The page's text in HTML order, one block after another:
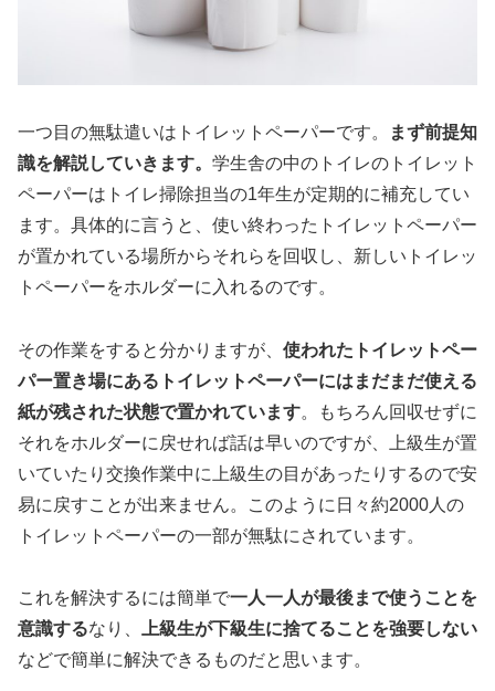
一つ目の無駄遣いはトイレットペーパーです。
まず前提知
識を解説していきます。 学生舎の中のトイレのトイレット
ペーパーはトイレ掃除担当の1年生が定期的に補充してい
ます。具体的に言うと、使い終わったトイレットペーパー
が置かれている場所からそれらを回収し、新しいトイレッ
トペーパーをホルダーに入れるのです。
その作業をすると分かりますが、 使われたトイレットペー
パー置き場にあるトイレットペーパーにはまだまだ使える
紙が残された状態で置かれています。もちろん回収せずに
それをホルダーに戻せれば話は早いのですが、上級生が置
いていたり交換作業中に上級生の目があったりするので安
易に戻すことが出来ません。このように日々約2000人の
トイレットペーパーの一部が無駄にされています。
これを解決するには簡単で一人一人が最後まで使うことを
意識するなり、 上級生が下級生に捨てることを強要しない
などで簡単に解決できるものだと思います。